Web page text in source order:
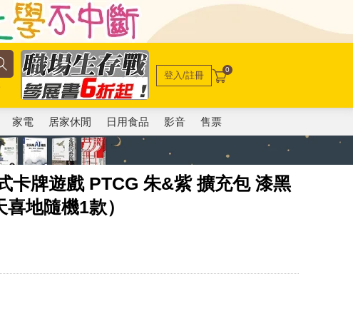
登入/註冊 0
家電 居家休閒 日用食品 影音 售票
卡牌遊戲 PTCG 朱&紫 擴充包 漆黑
地隨機1款）